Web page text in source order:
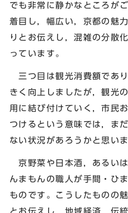
でも非常に静かなところが
着目し，幅広い，京都の魅
りとお伝えし，混雑の分散
っています。
三つ目は観光消費額であ
きく向上しましたが，観光
用に結び付けていく，市民
つけるという意味では，ま
ない状況があろうかと思いま
京野菜や日本酒，あるい
んまもんの職人が手間・ひ
ものです。こうしたものの
とお伝えし，地域経済，伝